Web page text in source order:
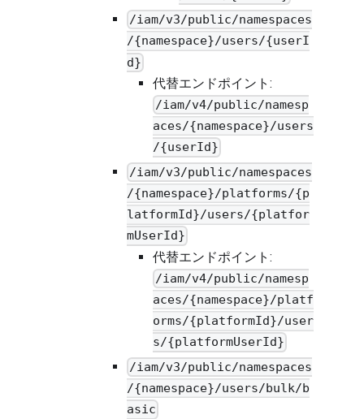
/iam/v3/public/namespaces
/{namespace}/users/{userI
d}
代替エンドポイント:
/iam/v4/public/namesp
aces/{namespace}/users
/{userId}
/iam/v3/public/namespaces
/{namespace}/platforms/{p
latformId}/users/{platfor
mUserId}
代替エンドポイント:
/iam/v4/public/namesp
aces/{namespace}/platf
orms/{platformId}/user
s/{platformUserId}
/iam/v3/public/namespaces
/{namespace}/users/bulk/b
asic